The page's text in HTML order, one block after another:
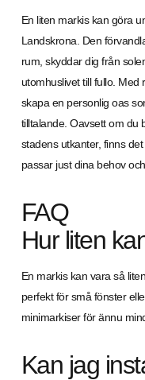
En liten markis kan göra
Landskrona. Den
rum, skyddar dig från
utomhuslivet till fullo. Med
skapa en personlig oas
tilltalande. Oavsett om du
stadens utkanter, finns
passar just dina behov
FAQ
Hur liten
En markis kan vara så
perfekt för små fönster
minimarkiser för ännu
Kan jag